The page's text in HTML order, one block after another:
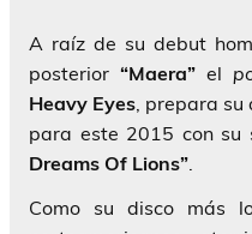
A raíz de su debut
posterior “Maera” el
Heavy Eyes , prepara
para este 2015 con su
Dreams Of Lions”
Como su disco más